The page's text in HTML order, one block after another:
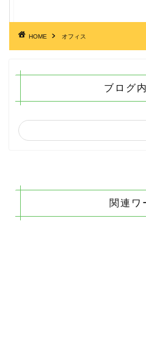
HOME オフィス
ブログ
関連ワ